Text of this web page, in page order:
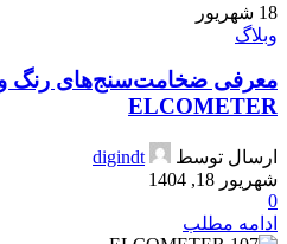
18 شهریور
وبلاگ
معرفی ضخامت‌سنج‌های رنگ
ELCOMETER
ارسال توسط
digindt
شهریور 18, 1404
0
ادامه مطلب